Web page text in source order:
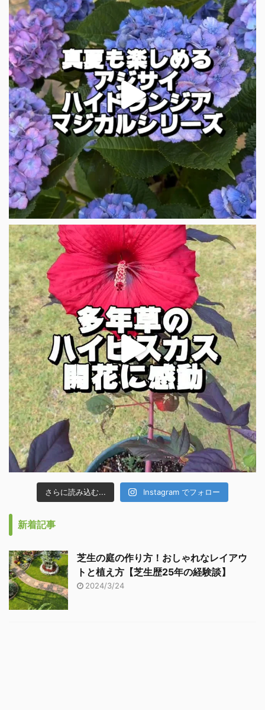
さらに読み込む... Instagram でフォロー
新着記事
芝生の庭の作り方！おしゃれなレイアウ
トと植え方【芝生歴25年の経験談】
2024/3/24